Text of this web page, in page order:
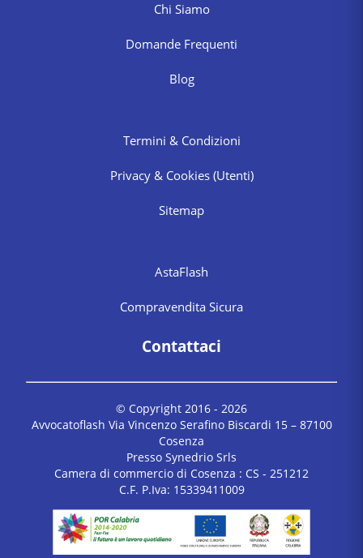
Chi Siamo
Domande Frequenti
Blog
Termini & Condizioni
Privacy & Cookies (Utenti)
Sitemap
AstaFlash
Compravendita Sicura
Contattaci
© Copyright 2016 - 2026
Avvocatoflash Via Vincenzo Serafino Biscardi 15 – 87100
Cosenza
Presso Synedrio Srls
Camera di commercio di Cosenza : CS - 251212
C.F. P.Iva: 15339411009